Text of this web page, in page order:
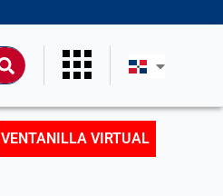
VENTANILLA VIRTUAL